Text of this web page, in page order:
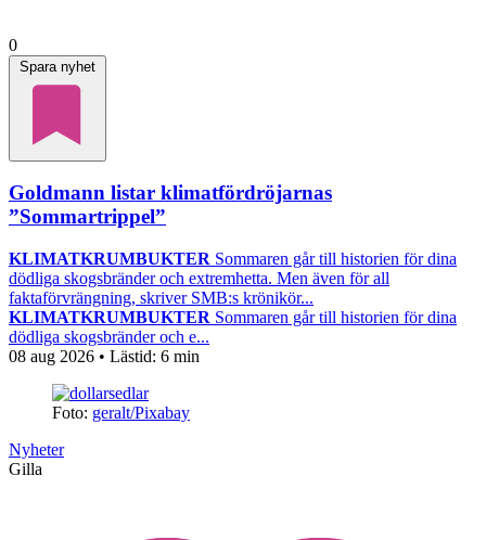
0
Spara nyhet
Goldmann listar klimatfördröjarnas
”Sommartrippel”
KLIMATKRUMBUKTER Sommaren går till historien för dina
dödliga skogsbränder och extremhetta. Men även för all
faktaförvrängning, skriver SMB:s krönikör...
KLIMATKRUMBUKTER Sommaren går till historien för dina
dödliga skogsbränder och e...
08 aug 2026 • Lästid: 6 min
Foto: geralt/Pixabay
Nyheter
Gilla